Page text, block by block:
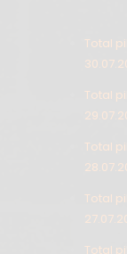
Total
Total
Total
Total
Total